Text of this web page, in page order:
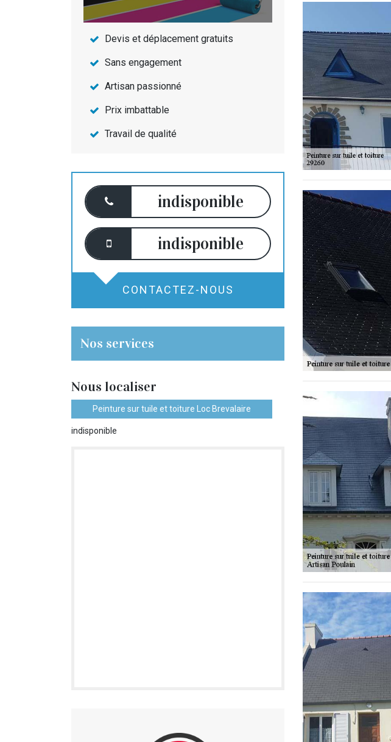
Devis et déplacement gratuits
Sans engagement
Artisan passionné
Prix imbattable
Travail de qualité
indisponible
indisponible
CONTACTEZ-NOUS
Nos services
Nous localiser
Peinture sur tuile et toiture Loc Brevalaire
indisponible